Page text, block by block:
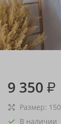
9 350 ₽
Размер: 150
В наличии